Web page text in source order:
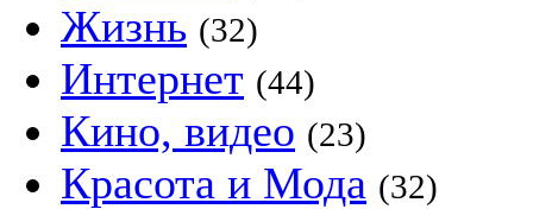
Жизнь (32)
Интернет (44)
Кино, видео (23)
Красота и Мода (32)